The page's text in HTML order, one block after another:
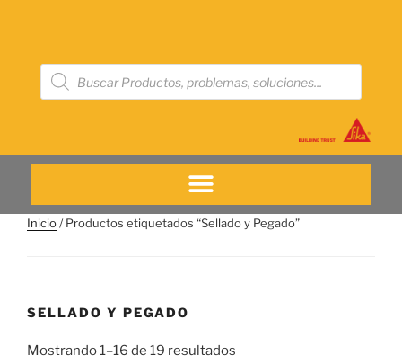
Inicio/ Productos etiquetados “Sellado y Pegado”
SELLADO Y PEGADO
Mostrando 1–16 de 19 resultados